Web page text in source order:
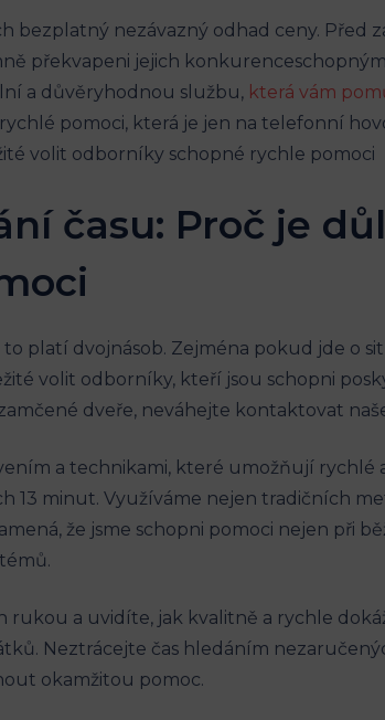
bezplatný nezávazný odhad ceny.
překvapeni jejich
a důvěryhodnou službu, která vám
​pomoci, která je jen na telefonní
času: Proč je
platí dvojnásob. Zejména pokud jde o
volit odborníky, kteří jsou schopni
dveře, neváhejte kontaktovat
a​ technikami, které umožňují rychlé
13 minut. ⁣Využíváme nejen tradičních
že jsme⁢ schopni pomoci nejen při
a uvidíte, jak ⁢kvalitně a rychle
Neztrácejte čas hledáním
okamžitou pomoc.